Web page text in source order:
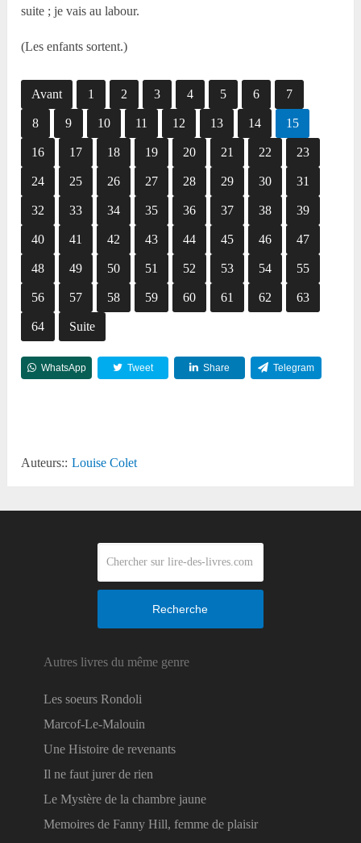
suite ; je vais au labour.
(Les enfants sortent.)
Avant 1 2 3 4 5 6 7
8 9 10 11 12 13 14 15
16 17 18 19 20 21 22 23
24 25 26 27 28 29 30 31
32 33 34 35 36 37 38 39
40 41 42 43 44 45 46 47
48 49 50 51 52 53 54 55
56 57 58 59 60 61 62 63
64 Suite
WhatsApp Tweet Share Telegram
Auteurs:: Louise Colet
Recherche
Autres livres du même genre
Les soeurs Rondoli
Marcof-Le-Malouin
Une Histoire de revenants
Il ne faut jurer de rien
Le Mystère de la chambre jaune
Memoires de Fanny Hill, femme de plaisir